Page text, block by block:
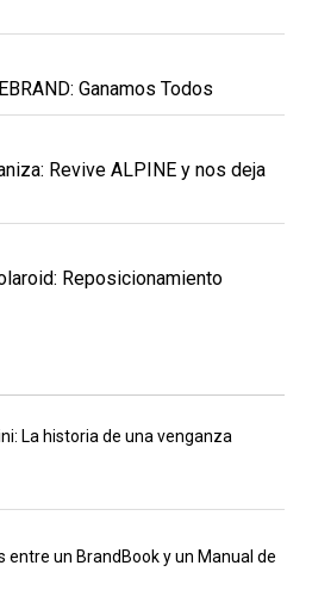
Ganamos Todos
Revive ALPINE y nos deja
Reposicionamiento
La historia de una venganza
entre un BrandBook y un Manual de